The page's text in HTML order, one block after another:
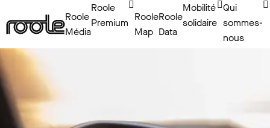
Roole
Média
Roole
Premium Roole
Map
Roole
Data
Mobilité
solidaire
Qui
sommes-
nous